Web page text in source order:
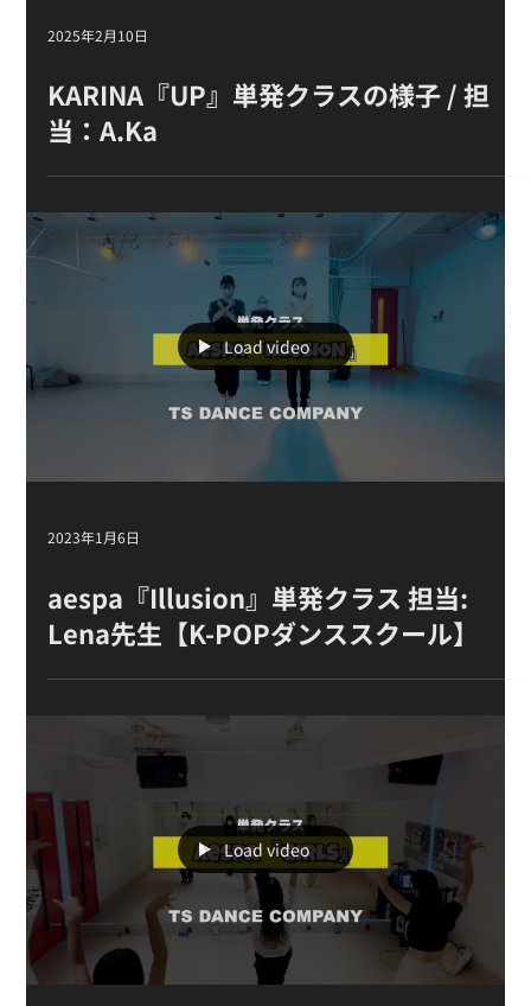
♪ aespa『Whiplash』単発クラス 担
当：TAICHI【TSダンスカンパニー】
KARINA『UP』単発クラスの様子 / 担
当：A.Ka
aespa『Illusion』単発クラス 担当:
Lena先生【K-POPダンススクール】
Load video